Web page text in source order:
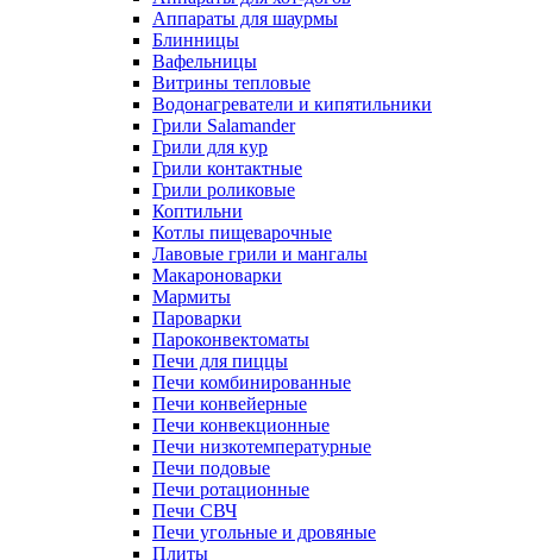
Аппараты для шаурмы
Блинницы
Вафельницы
Витрины тепловые
Водонагреватели и кипятильники
Грили Salamander
Грили для кур
Грили контактные
Грили роликовые
Коптильни
Котлы пищеварочные
Лавовые грили и мангалы
Макароноварки
Мармиты
Пароварки
Пароконвектоматы
Печи для пиццы
Печи комбинированные
Печи конвейерные
Печи конвекционные
Печи низкотемпературные
Печи подовые
Печи ротационные
Печи СВЧ
Печи угольные и дровяные
Плиты